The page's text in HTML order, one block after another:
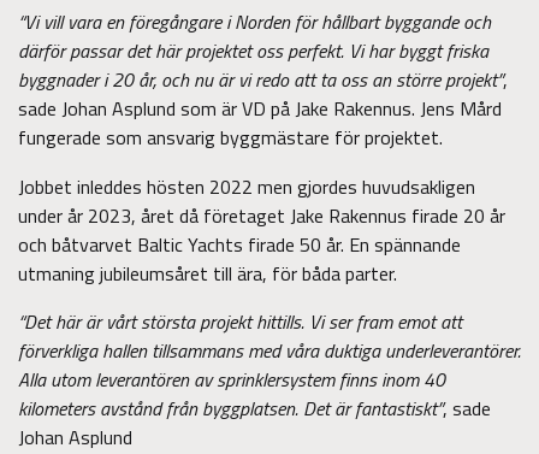
“Vi vill vara en föregångare i Norden för hållbart byggande och
därför passar det här projektet oss perfekt. Vi har byggt friska
byggnader i 20 år, och nu är vi redo att ta oss an större projekt”,
sade Johan Asplund som är VD på Jake Rakennus. Jens Mård
fungerade som ansvarig byggmästare för projektet.
Jobbet inleddes hösten 2022 men gjordes huvudsakligen
under år 2023, året då företaget Jake Rakennus firade 20 år
och båtvarvet Baltic Yachts firade 50 år. En spännande
utmaning jubileumsåret till ära, för båda parter.
“Det här är vårt största projekt hittills. Vi ser fram emot att
förverkliga hallen tillsammans med våra duktiga underleverantörer.
Alla utom leverantören av sprinklersystem finns inom 40
kilometers avstånd från byggplatsen. Det är fantastiskt”, sade
Johan Asplund